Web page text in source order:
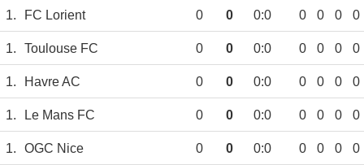
1. FC Lorient 0 0 0:0 0 0 0 0
1. Toulouse FC 0 0 0:0 0 0 0 0
1. Havre AC 0 0 0:0 0 0 0 0
1. Le Mans FC 0 0 0:0 0 0 0 0
1. OGC Nice 0 0 0:0 0 0 0 0